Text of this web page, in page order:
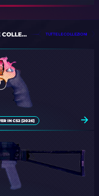
ARTICOLI SUPERIORI CASUALI DALLE COLLEZIONI TUTTE LE COLLEZIONI
IN CS2 [2026]